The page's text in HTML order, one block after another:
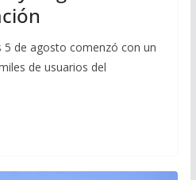
5 de agosto comenzó con un
de usuarios del